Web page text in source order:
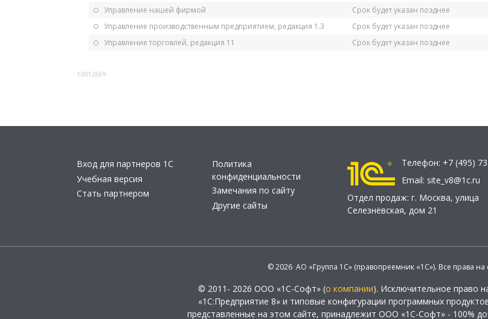
Управление нашей фирмой
Срок будет указан позднее
Управление производственным предприятием, редакция 1.3
Срок будет указан позднее
Управление торговлей, редакция 11
Срок будет указан позднее
10012669
Вход для партнеров 1С
Учебная версия
Стать партнером
Политика
конфиденциальности
Замечания по сайту
Другие сайты
Телефон: +7 (495)
Email: site_v8@1c.ru
Отдел продаж: г. Москва, улица
Селезнёвская, дом 21
© 2026 АО «Группа 1С» (правопреемник «1С»). Все права
© 2011- 2026 ООО «1С-Софт» (о компании). Исключительное право
«1С:Предприятие 8» и типовые конфигурации программных
представленные на этом сайте, принадлежит ООО «1С-Софт» - 100%